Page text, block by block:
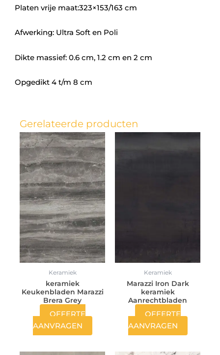
Platen vrije maat:323×153/163 cm
Afwerking: Ultra Soft en Poli
Dikte massief: 0.6 cm, 1.2 cm en 2 cm
Opgedikt 4 t/m 8 cm
Gerelateerde producten
Keramiek
keramiek
Keukenbladen Marazzi
Brera Grey
OFFERTE
AANVRAGEN
Keramiek
Marazzi Iron Dark
keramiek
Aanrechtbladen
OFFERTE
AANVRAGEN